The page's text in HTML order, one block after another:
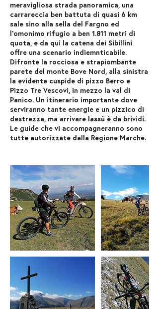
meravigliosa strada panoramica, una
carrareccia ben battuta di quasi 6 km
sale sino alla sella del Fargno ed
l’omonimo rifugio a ben 1.811 metri di
quota, e da qui la catena dei Sibillini
offre una scenario indiemnticabile.
Difronte la rocciosa e strapiombante
parete del monte Bove Nord, alla sinistra
la evidente cuspide di pizzo Berro e
Pizzo Tre Vescovi, in mezzo la val di
Panico. Un itinerario importante dove
serviranno tante energie e un pizzico di
destrezza, ma arrivare lassù è da brividi.
Le guide che vi accompagneranno sono
tutte autorizzate dalla Regione Marche.